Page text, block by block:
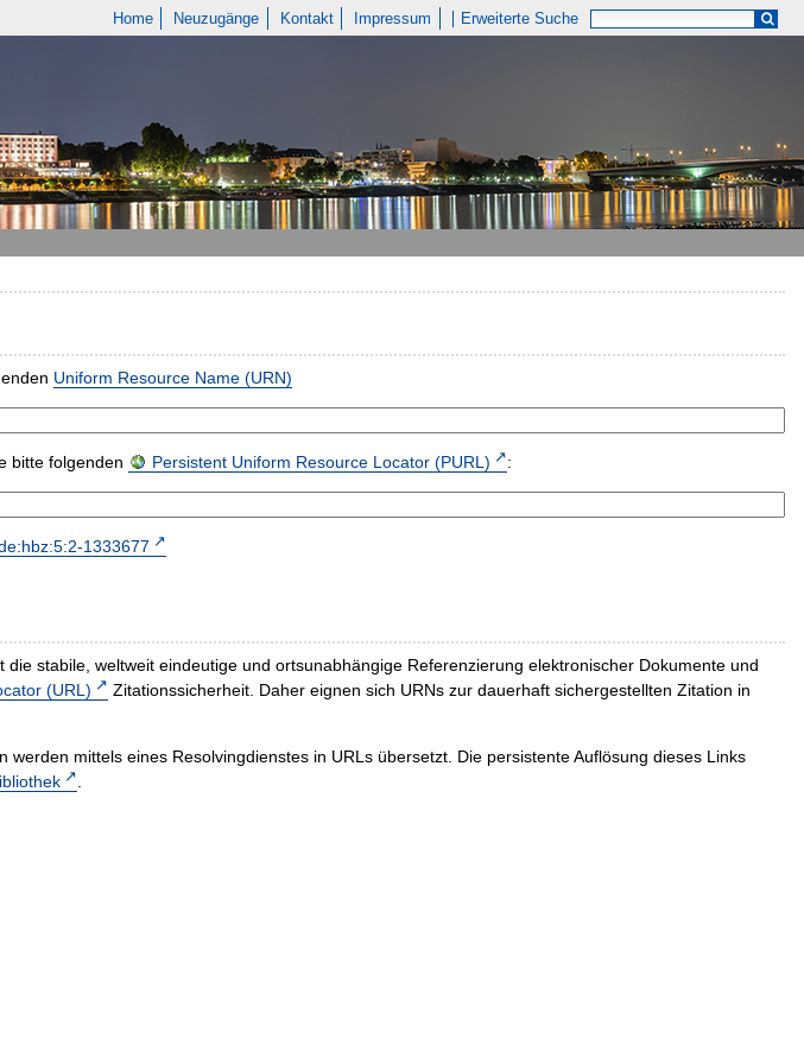
Home Neuzugänge Kontakt Impressum Erweiterte Suche
Uniform Resource Name (URN)
bitte folgenden Persistent Uniform Resource Locator (PURL) :
1333677
die stabile, weltweit eindeutige und ortsunabhängige Referenzierung elektronischer Dokumente und
(URL)
Zitationssicherheit. Daher eignen sich URNs zur dauerhaft sichergestellten Zitation in
mittels eines Resolvingdienstes in URLs übersetzt. Die persistente Auflösung dieses Links
.